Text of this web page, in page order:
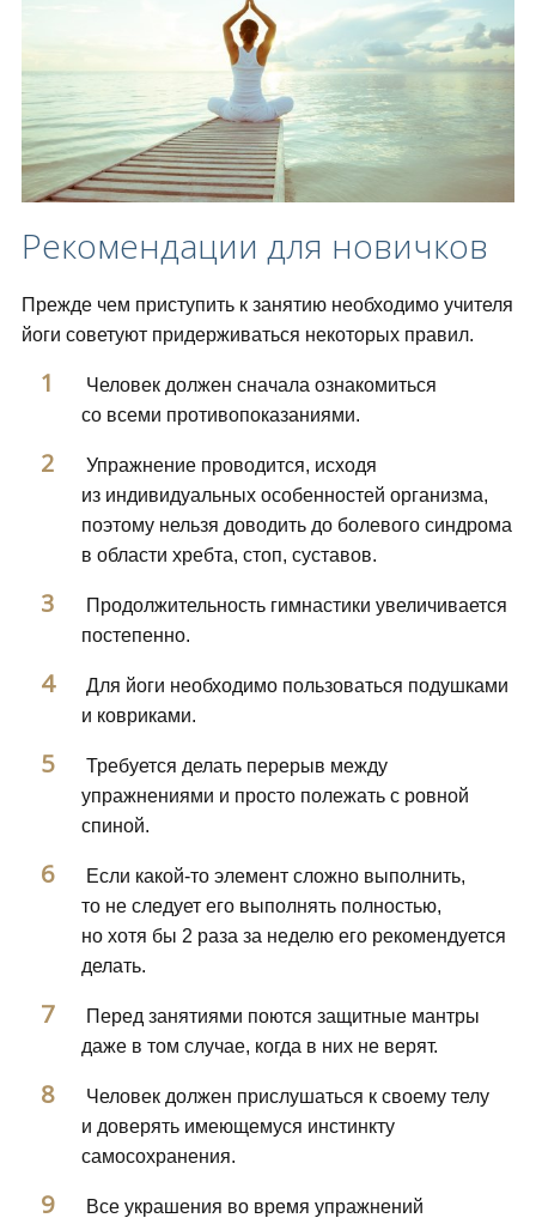
Рекомендации для новичков
Прежде чем приступить к занятию необходимо учителя
йоги советуют придерживаться некоторых правил.
Человек должен сначала ознакомиться
со всеми противопоказаниями.
Упражнение проводится, исходя
из индивидуальных особенностей организма,
поэтому нельзя доводить до болевого синдрома
в области хребта, стоп, суставов.
Продолжительность гимнастики увеличивается
постепенно.
Для йоги необходимо пользоваться подушками
и ковриками.
Требуется делать перерыв между
упражнениями и просто полежать с ровной
спиной.
Если какой-то элемент сложно выполнить,
то не следует его выполнять полностью,
но хотя бы 2 раза за неделю его рекомендуется
делать.
Перед занятиями поются защитные мантры
даже в том случае, когда в них не верят.
Человек должен прислушаться к своему телу
и доверять имеющемуся инстинкту
самосохранения.
Все украшения во время упражнений